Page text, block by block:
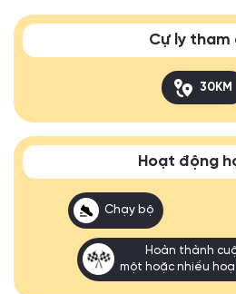
Cự ly tham
30KM
Hoạt động
Chạy bộ
Hoàn thành
một hoặc nhiều